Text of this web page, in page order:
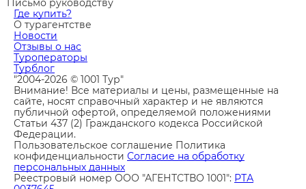
Письмо руководству
Где купить?
О турагентстве
Новости
Отзывы о нас
Туроператоры
Турблог
"2004-2026 © 1001 Тур"
Внимание! Все материалы и цены, размещенные на
сайте, носят справочный характер и не являются
публичной офертой, определяемой положениями
Статьи 437 (2) Гражданского кодекса Российской
Федерации.
Пользовательское соглашение Политика
конфиденциальности Согласие на обработку
персональных данных
Реестровый номер ООО "АГЕНТСТВО 1001": РТА